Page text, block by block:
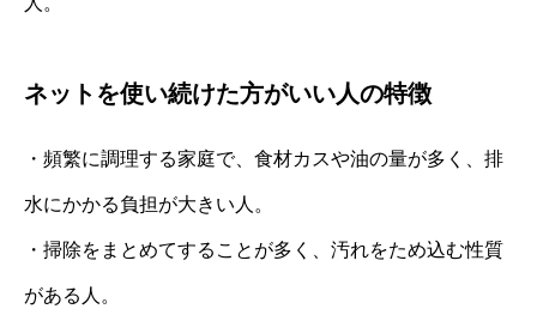
ネットを使い続けた方がいい人の特徴
・頻繁に調理する家庭で、食材カスや油の量が多く、排
水にかかる負担が大きい人。
・掃除をまとめてすることが多く、汚れをため込む性質
がある人。